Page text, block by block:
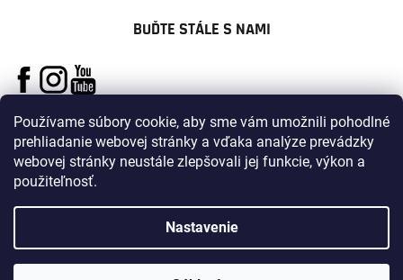
Používame súbory cookie, aby sme vám umožnili pohodlné
prehliadanie webovej stránky a vďaka analýze prevádzky
webovej stránky neustále zlepšovali jej funkcie, výkon a
použiteľnosť.
Nastavenie
BUĎTE STÁLE S NAMI
Vytvoril Shoptet